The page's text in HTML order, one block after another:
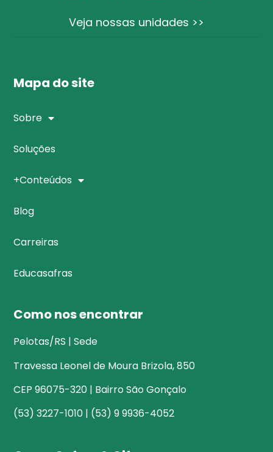
Veja nossas unidades >>
Mapa do site
Sobre
Soluções
+Conteúdos
Blog
Carreiras
Educasafras
Como nos encontrar
Pelotas/RS | Sede
Travessa Leonel de Moura Brizola, 850
CEP 96075-320 | Bairro São Gonçalo
(53) 3227-1010 | (53) 9 9936-4052